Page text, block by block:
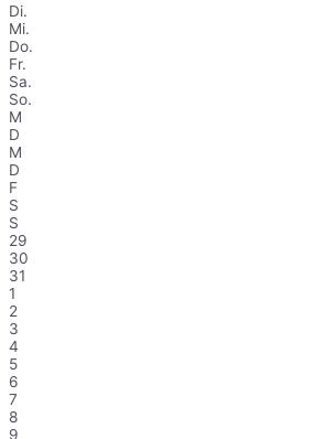
Di.
Mi.
Do.
Fr.
Sa.
So.
M
D
M
D
F
S
S
29
30
31
1
2
3
4
5
6
7
8
9